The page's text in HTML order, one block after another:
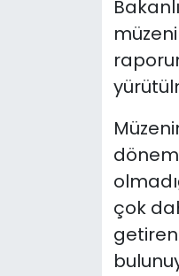
çok
getiren